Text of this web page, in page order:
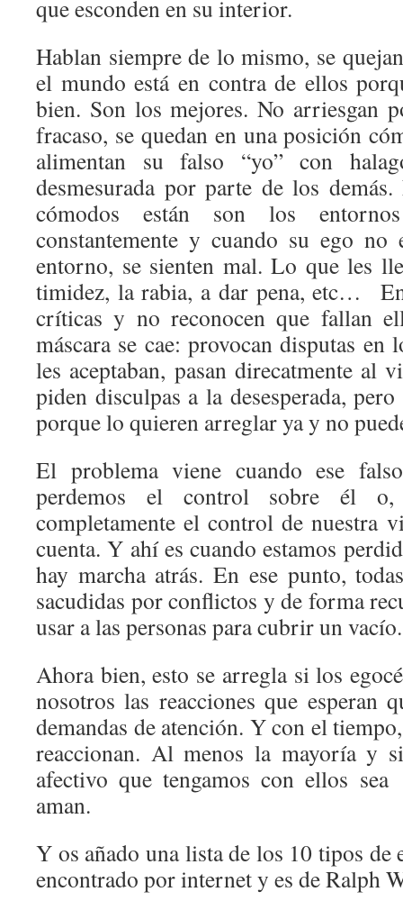
que esconden en su interior.
Hablan siempre de lo mismo, se
el mundo está en contra de ellos
bien. Son los mejores. No arriesgan
fracaso, se quedan en una posición
alimentan su falso “yo” con
desmesurada por parte de los
cómodos están son los
constantemente y cuando su ego no
entorno, se sienten mal. Lo que les
timidez, la rabia, a dar pena, etc…
críticas y no reconocen que fallan
máscara se cae: provocan disputas en
les aceptaban, pasan direcatmente al
piden disculpas a la desesperada,
porque lo quieren arreglar ya y no
El problema viene cuando ese
perdemos el control sobre él
completamente el control de nuestra
cuenta. Y ahí es cuando estamos
hay marcha atrás. En ese punto,
sacudidas por conflictos y de forma
usar a las personas para cubrir un vacío.
Ahora bien, esto se arregla si los
nosotros las reacciones que esperan
demandas de atención. Y con el
reaccionan. Al menos la mayoría y
afectivo que tengamos con ellos
aman.
Y os añado una lista de los 10 tipos de
encontrado por internet y es de Ralph